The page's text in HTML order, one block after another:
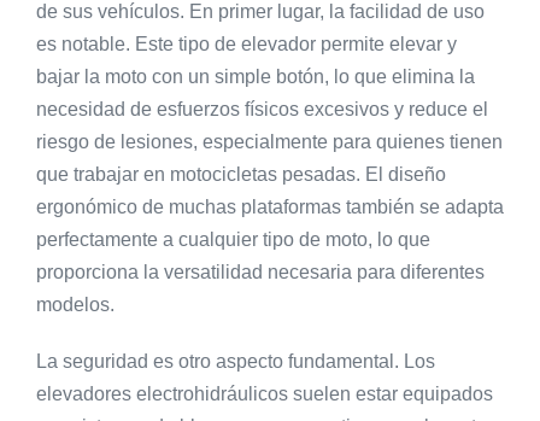
de sus vehículos. En primer lugar, la facilidad de uso
es notable. Este tipo de elevador permite elevar y
bajar la moto con un simple botón, lo que elimina la
necesidad de esfuerzos físicos excesivos y reduce el
riesgo de lesiones, especialmente para quienes tienen
que trabajar en motocicletas pesadas. El diseño
ergonómico de muchas plataformas también se adapta
perfectamente a cualquier tipo de moto, lo que
proporciona la versatilidad necesaria para diferentes
modelos.
La seguridad es otro aspecto fundamental. Los
elevadores electrohidráulicos suelen estar equipados